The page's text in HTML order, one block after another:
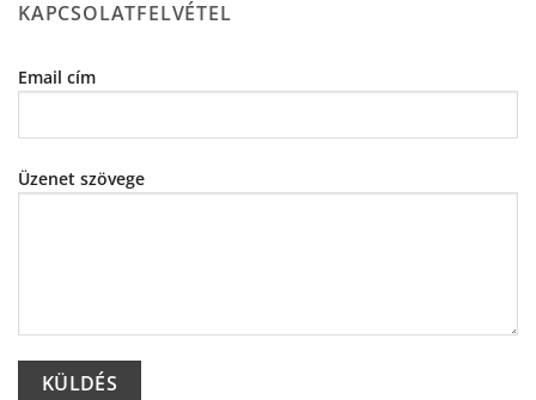
KAPCSOLATFELVÉTEL
Email cím
Üzenet szövege